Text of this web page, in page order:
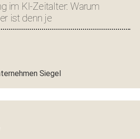
im KI-Zeitalter: Warum
ist denn je